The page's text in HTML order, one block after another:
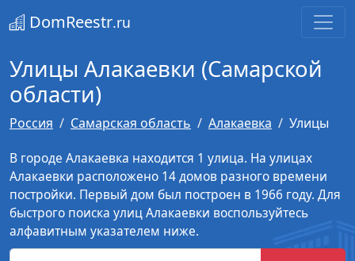
DomReestr.ru
Улицы Алакаевки (Самарской
области)
Россия Самарская область Алакаевка
Улицы
В городе Алакаевка находится 1 улица. На улицах
Алакаевки расположено 14 домов разного времени
постройки. Первый дом был построен в 1966 году. Для
быстрого поиска улиц Алакаевки воспользуйтесь
алфавитным указателем ниже.